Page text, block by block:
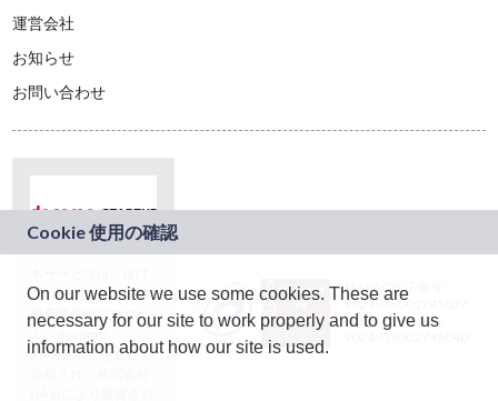
運営会社
お知らせ
お問い合わせ
ドコモグループの新
規事業創出プログラ
ム「docomo
STARTUP」を通じて
JASRAC許諾番号：
9024936001Y45037
JASRAC許諾番号：
On our website we use some cookies. These are
necessary for our site to work properly and to give us
information about how our site is used.